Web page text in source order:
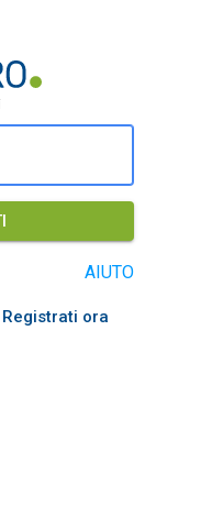
AIUTO
Registrati ora